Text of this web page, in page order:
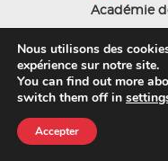
Académie
Nous
Nous utilisons des
expérience sur notre site.
You can find out more
switch them off in
Accepter